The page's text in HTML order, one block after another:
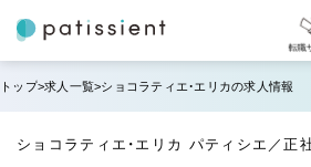
転職
トップ 求人一覧 ショコラティエ・エリカの求人情報
ショコラティエ・エリカ パティシエ／正